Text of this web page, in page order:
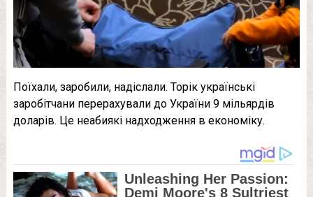
Поїхали, заробили, надіслали. Торік українські
заробітчани перерахували до України 9 мільярдів
доларів. Це неабиякі надходження в економіку.